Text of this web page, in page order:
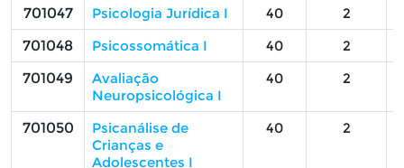
701047 Psicologia Jurídica I 40
2
701048
Psicossomática I 40
2
701049
Avaliação
Neuropsicológica I
40 2
701050
Psicanálise de
Crianças e
Adolescentes I
40 2